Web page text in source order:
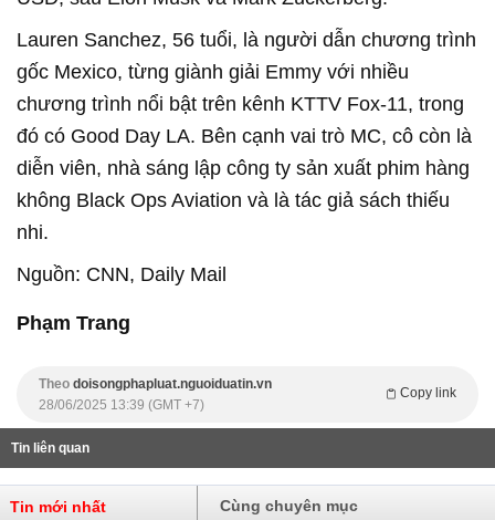
Lauren Sanchez, 56 tuổi, là người dẫn chương trình
gốc Mexico, từng giành giải Emmy với nhiều
chương trình nổi bật trên kênh KTTV Fox-11, trong
đó có Good Day LA. Bên cạnh vai trò MC, cô còn là
diễn viên, nhà sáng lập công ty sản xuất phim hàng
không Black Ops Aviation và là tác giả sách thiếu
nhi.
Nguồn: CNN, Daily Mail
Phạm Trang
Theo doisongphapluat.nguoiduatin.vn
Copy link
28/06/2025 13:39 (GMT +7)
Tin liên quan
Tin mới nhất Cùng chuyên mục